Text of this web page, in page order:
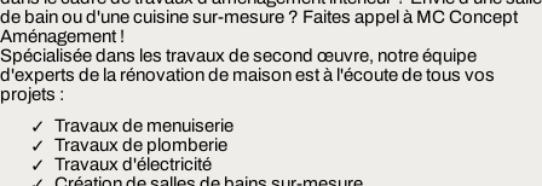
de bain ou d'une cuisine sur-mesure ? Faites appel à MC Concept
Aménagement !
Spécialisée dans les travaux de second œuvre, notre équipe
d'experts de la rénovation de maison est à l'écoute de tous vos
projets :
Travaux de menuiserie
Travaux de plomberie
Travaux d'électricité